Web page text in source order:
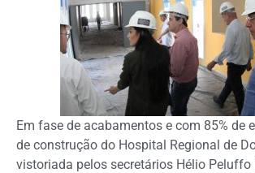
Em fase de acabamentos e com 85% de
de construção do Hospital Regional de
vistoriada pelos secretários Hélio Peluffo